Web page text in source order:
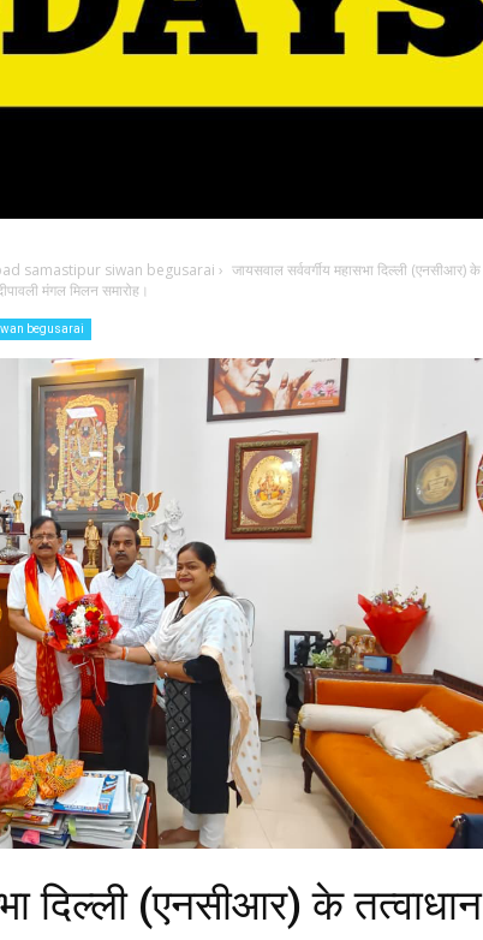
samastipur siwan begusarai › जायसवाल सर्ववर्गीय महासभा दिल्ली (एनसीआर) के
मंगल मिलन समारोह।
begusarai
दिल्ली (एनसीआर) के तत्वाधान